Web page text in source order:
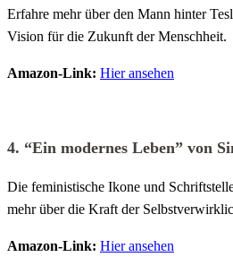
Erfahre mehr über den Mann hinter
Vision für die Zukunft der Menschheit.
Amazon-Link: Hier ansehen
4. “Ein modernes Leben” von
Die feministische Ikone und
mehr über die Kraft der
Amazon-Link: Hier ansehen